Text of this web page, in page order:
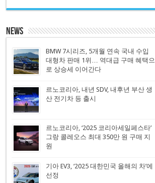
News
BMW 7시리즈, 5개월 연속 국내 수입
대형차 판매 1위… 역대급 구매 혜택으
로 상승세 이어간다
르노코리아, 내년 SDV, 내후년 부산 생
산 전기차 등 출시
르노코리아, ‘2025 코리아세일페스타’
그랑 콜레오스 최대 350만 원 구매 지
원
기아 EV3, ‘2025 대한민국 올해의 차’에
선정